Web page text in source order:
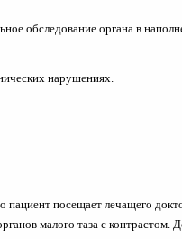
обследование органа в
нарушениях.
посещает лечащего
малого таза с контрастом.